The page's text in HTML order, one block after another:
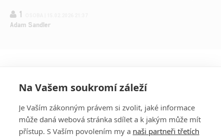
1
Adam Sandler
Na Vašem soukromí záleží
Je Vaším zákonným právem si zvolit, jaké informace
může daná webová stránka sdílet a k jakým může mít
přístup. S Vaším povolením my a naši partneři třetích